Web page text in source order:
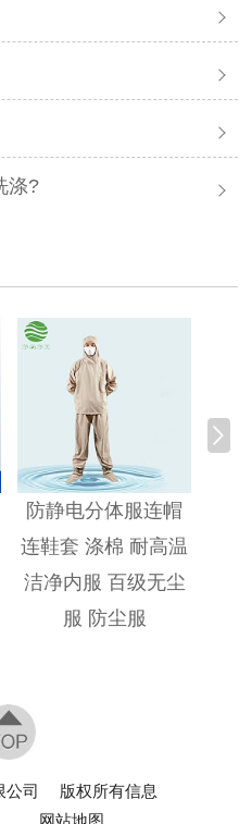
涤?
防静电分体服连帽
连鞋套 涤棉 耐高温
洁净内服 百级无尘
服 防尘服
防
公司
版权所有信息